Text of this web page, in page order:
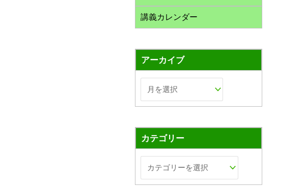
講義カレンダー
アーカイブ
カテゴリー